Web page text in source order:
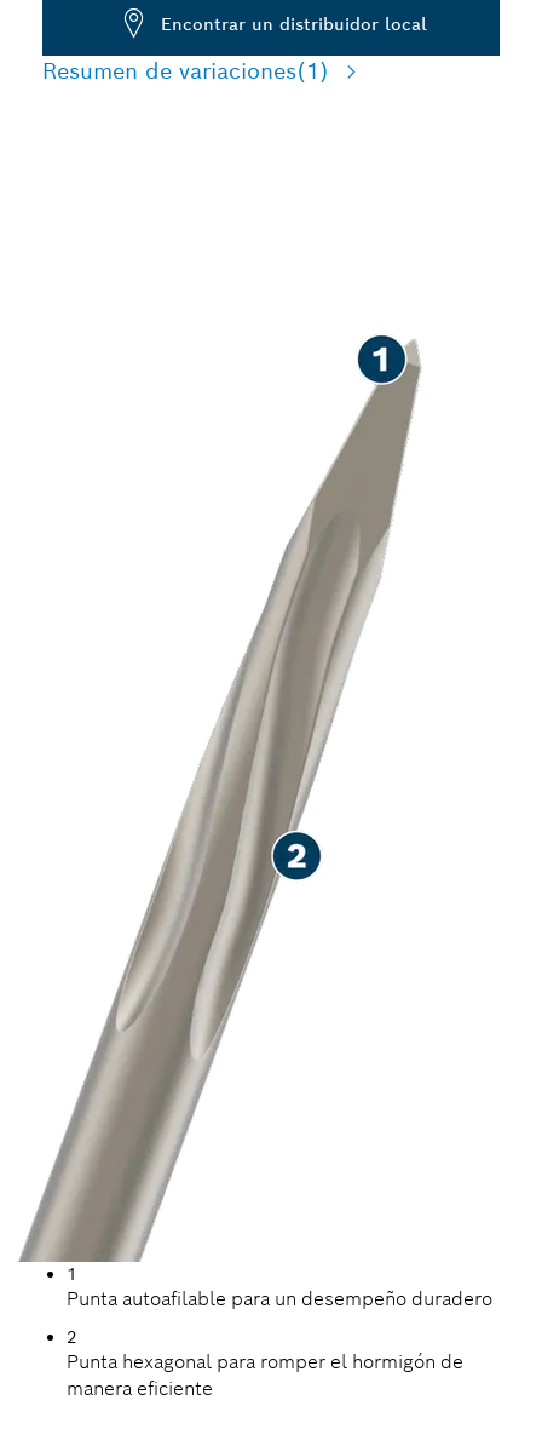
Encontrar un distribuidor local
Resumen de variaciones(1)
1
Punta autoafilable para un desempeño duradero
2
Punta hexagonal para romper el hormigón de
manera eficiente